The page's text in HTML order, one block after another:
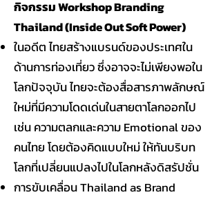
กิจกรรม Workshop Branding
Thailand (Inside Out Soft Power)
ในอดีต ไทยสร้างแบรนด์ของประเทศใน
ด้านการท่องเที่ยว ซึ่งอาจจะไม่เพียงพอใน
โลกปัจจุบัน ไทยจะต้องสื่อสารภาพลักษณ์
ใหม่ที่มีความโดดเด่นในสายตาโลกออกไป
เช่น ความตลกและความ Emotional ของ
คนไทย โดยต้องคิดแบบใหม่ ให้ทันบริบท
โลกที่เปลี่ยนแปลงไปในโลกหลังดิสรัปชั่น
การขับเคลื่อน Thailand as Brand